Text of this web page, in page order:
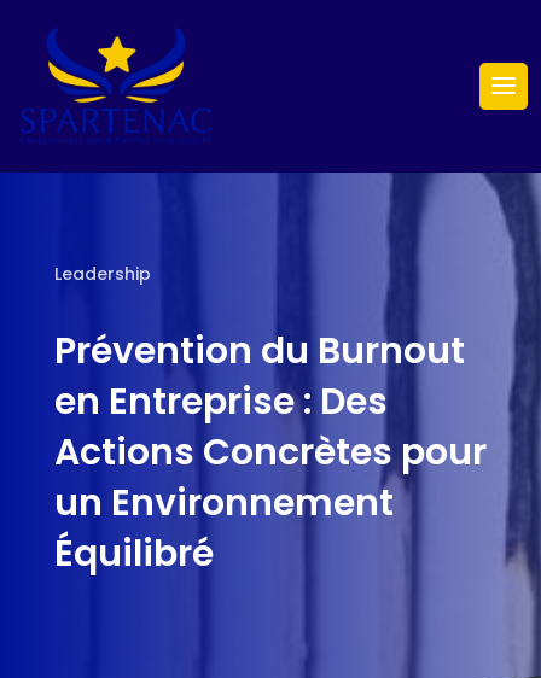
Leadership
Prévention du Burnout
en Entreprise : Des
Actions Concrètes pour
un Environnement
Équilibré